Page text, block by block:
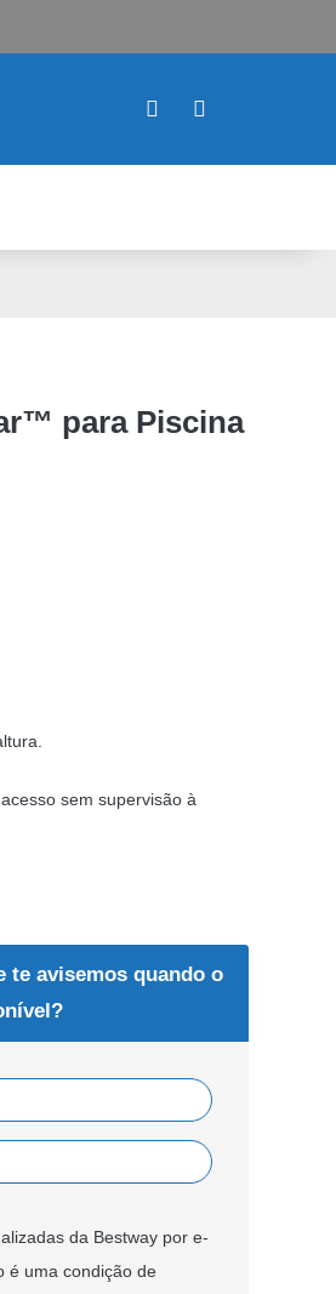
para Piscina
sem supervisão à
te avisemos quando o
da Bestway por e-
é uma condição de